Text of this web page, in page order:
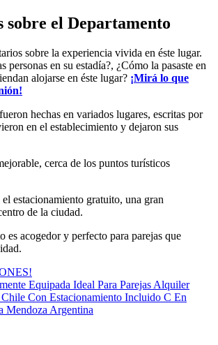
sobre el Departamento
sobre la experiencia vivida en éste lugar.
personas en su estadía?, ¿Cómo la pasaste en
alojarse en éste lugar? ¡Mirá lo que
hechas en variados lugares, escritas por
en el establecimiento y dejaron sus
cerca de los puntos turísticos
estacionamiento gratuito, una gran
de la ciudad.
es acogedor y perfecto para parejas que